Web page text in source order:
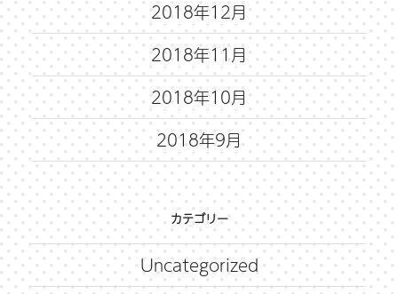
2018年12月
2018年11月
2018年10月
2018年9月
カテゴリー
Uncategorized